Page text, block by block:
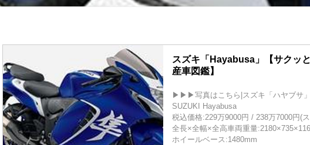
スズキ「Hayabusa」【サクッ
産車図鑑】
▶▶▶写真はこちら|スズキ「ハヤブサ」
SUZUKI Hayabusa
税込価格:229万9000円 / 238万7000円(
全長×全幅×全高車両重量
ホイールベース:1480mm